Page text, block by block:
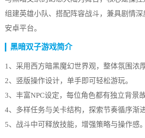
组建英雄小队、搭配阵容战斗，兼具剧情
安卓平台。
黑暗双子游戏简介
1、采用西方暗黑魔幻世界观，整体氛围浓厚
2、竖版操作设计，单手即可轻松游玩。
3、丰富NPC设定，每位角色都有独立背景故
4、多样任务与关卡结构，探索节奏循序渐进
5、战斗中可释放技能，增强策略与操作感。